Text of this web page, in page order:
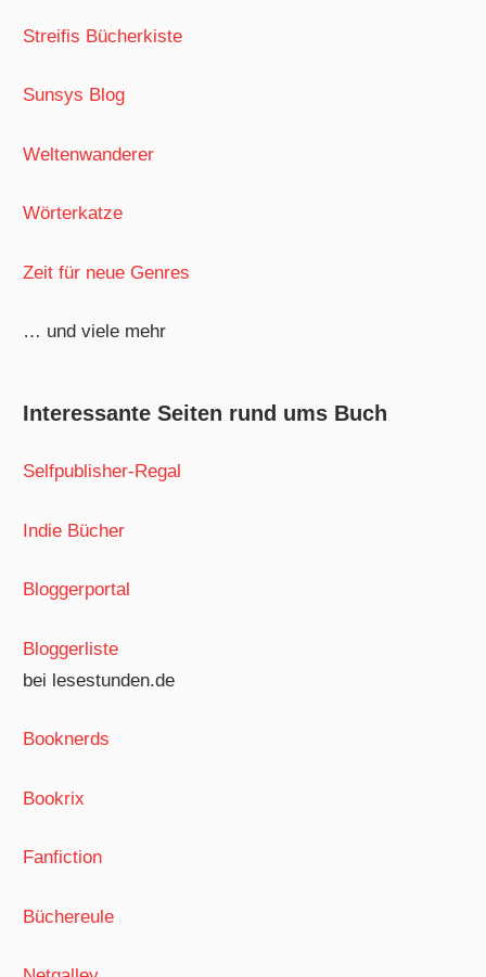
Streifis Bücherkiste
Sunsys Blog
Weltenwanderer
Wörterkatze
Zeit für neue Genres
… und viele mehr
Interessante Seiten rund ums Buch
Selfpublisher-Regal
Indie Bücher
Bloggerportal
Bloggerliste
bei lesestunden.de
Booknerds
Bookrix
Fanfiction
Büchereule